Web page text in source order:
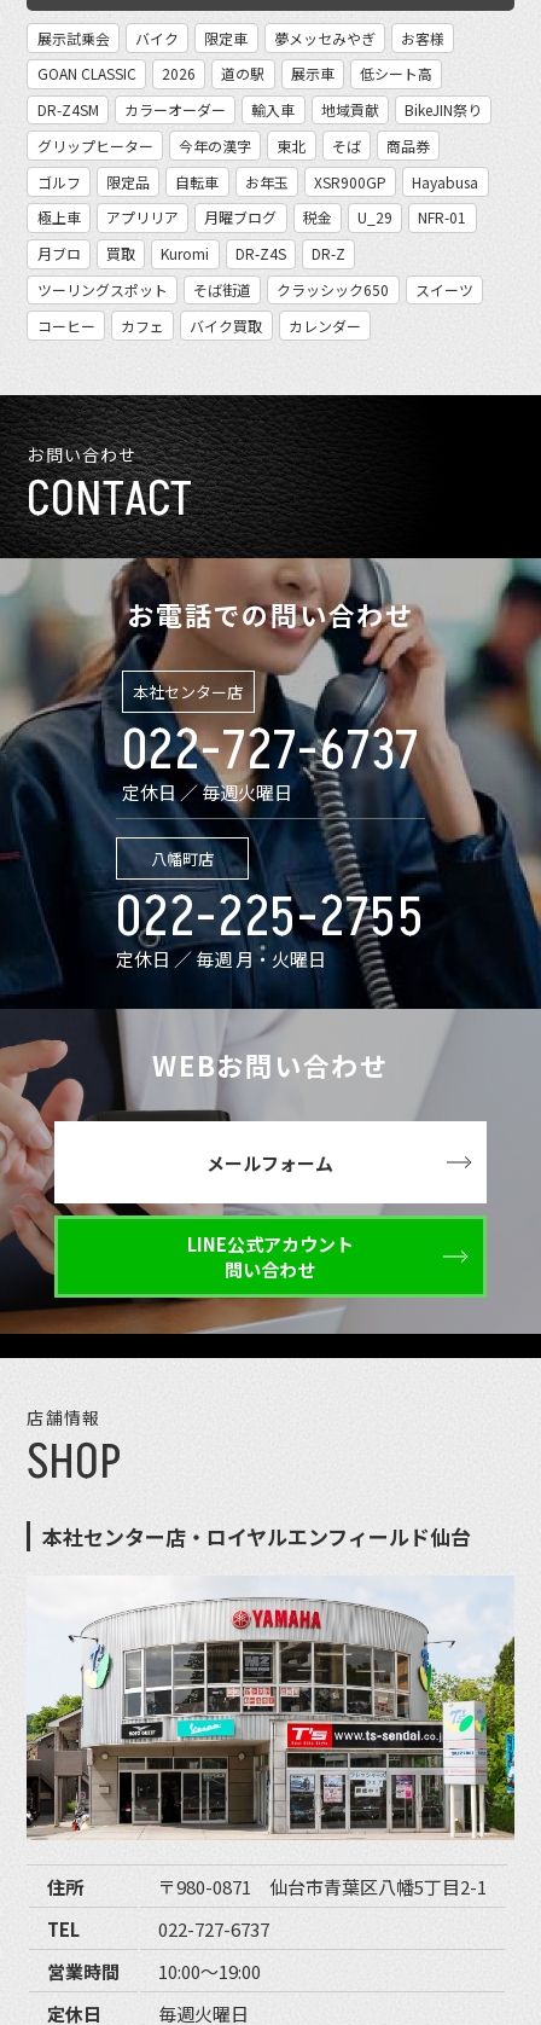
展示試乗会 バイク 限定車 夢メッセみやぎ
お客様
GOAN CLASSIC
2026 道の駅 展示車
低シート高
DR-Z4SM
カラーオーダー 輸入車 地域貢献
BikeJIN祭り
グリップヒーター
今年の漢字 東北 そば
商品券
ゴルフ
限定品 自転車 お年玉 XSR900GP
Hayabusa
極上車
アプリリア 月曜ブログ 税金 U_29
NFR-01
月ブロ
買取 Kuromi DR-Z4S
DR-Z
ツーリングスポット
そば街道 クラッシック650
スイーツ
コーヒー
カフェ バイク買取 カレンダー
お問い合わせ
CONTACT
お電話での問い合わせ
本社センター店
022-727-6737
定休日 ／ 毎週火曜日
八幡町店
022-225-2755
定休日 ／ 毎週 月・火曜日
WEBお問い合わせ
メールフォーム
LINE公式アカウント
問い合わせ
店舗情報
SHOP
本社センター店・ロイヤルエンフィールド仙台
住所
〒980-0871 仙台市青葉区八幡5丁目2-1
TEL
022-727-6737
営業時間
10:00〜19:00
定休日
毎週火曜日